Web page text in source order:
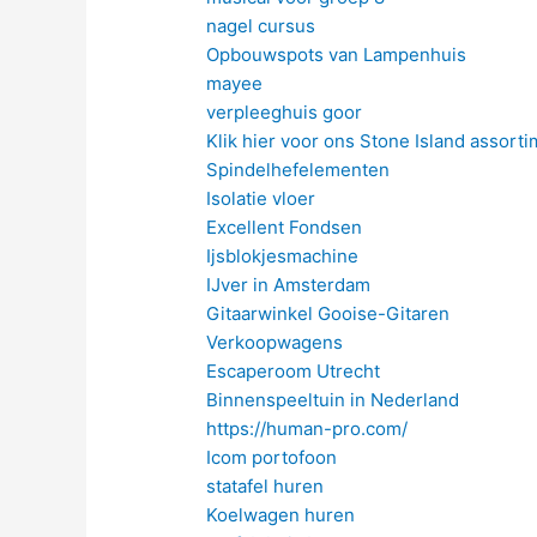
nagel cursus
Opbouwspots van Lampenhuis
mayee
verpleeghuis goor
Klik hier voor ons Stone Island
Spindelhefelementen
Isolatie vloer
Excellent Fondsen
Ijsblokjesmachine
IJver in Amsterdam
Gitaarwinkel Gooise-Gitaren
Verkoopwagens
Escaperoom Utrecht
Binnenspeeltuin in Nederland
https://human-pro.com/
Icom portofoon
statafel huren
Koelwagen huren